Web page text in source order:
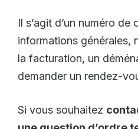
Il s’agit d’un numéro
informations générales,
la facturation, un
demander un rendez-
Si vous souhaitez